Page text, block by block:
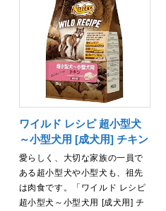
ワイルド レシピ 超小型犬
～小型犬用 [成犬用] チキン
愛らしく、大切な家族の一員で
ある超小型犬や小型犬も、祖先
は肉食です。「ワイルド レシピ
超小型犬～小型犬用 [成犬用] チ